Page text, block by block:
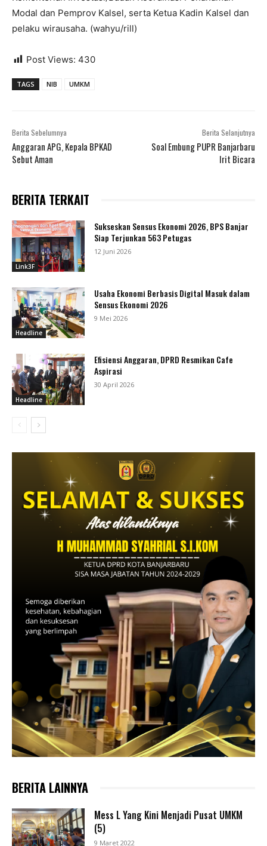
Modal dan Pemprov Kalsel, serta Ketua Kadin Kalsel dan
pelaku wirausaha. (wahyu/rill)
Post Views: 430
TAGS NIB UMKM
Berita Sebelumnya
Anggaran APG, Kepala BPKAD
Sebut Aman
Berita Selanjutnya
Soal Embung PUPR Banjarbaru
Irit Bicara
BERITA TERKAIT
Link3F
Sukseskan Sensus Ekonomi 2026, BPS Banjar
Siap Terjunkan 563 Petugas
12 Juni 2026
Headline
Usaha Ekonomi Berbasis Digital Masuk dalam
Sensus Ekonomi 2026
9 Mei 2026
Headline
Efisiensi Anggaran, DPRD Resmikan Cafe
Aspirasi
30 April 2026
BERITA LAINNYA
Mess L Yang Kini Menjadi Pusat UMKM
(5)
9 Maret 2022